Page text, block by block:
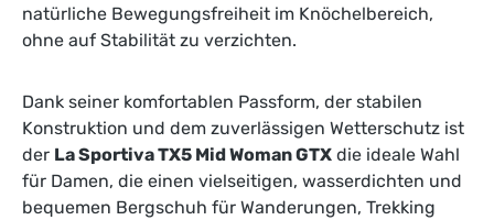
natürliche Bewegungsfreiheit im Knöchelbereich,
ohne auf Stabilität zu verzichten.
Dank seiner komfortablen Passform, der stabilen
Konstruktion und dem zuverlässigen Wetterschutz ist
der La Sportiva TX5 Mid Woman GTX die ideale Wahl
für Damen, die einen vielseitigen, wasserdichten und
bequemen Bergschuh für Wanderungen, Trekking